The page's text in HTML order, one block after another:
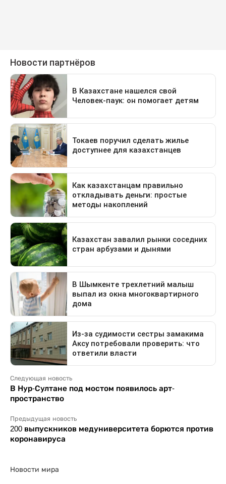
Следующая новость
В Нур-Султане под мостом появилось арт-
пространство
Предыдущая новость
200 выпускников медуниверситета борются против
коронавируса
Новости мира